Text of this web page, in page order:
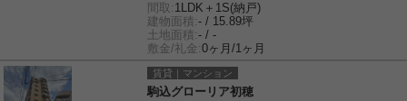
間取: 1LDK＋1S(納戸)
建物面積:- / 15.89坪
土地面積:- / -
敷金/礼金:0ヶ月/1ヶ月
賃貸｜マンション
駒込グローリア初穂